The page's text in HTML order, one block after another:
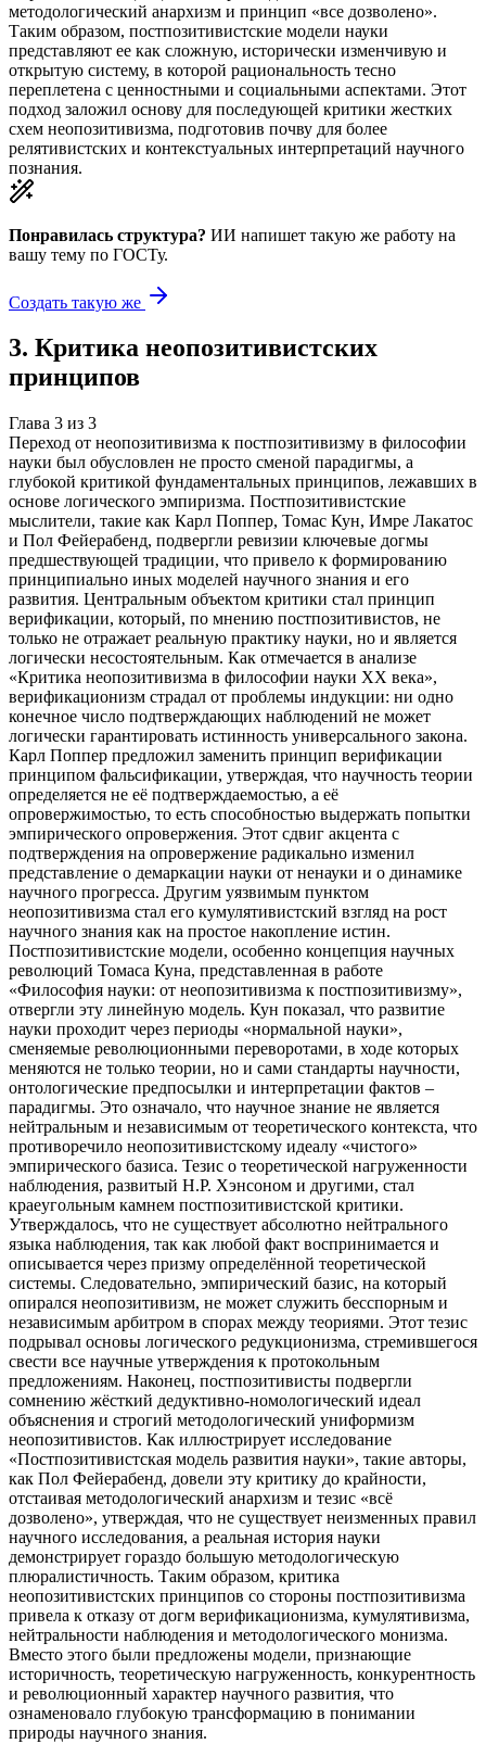
методологический анархизм и принцип «все дозволено».
Таким образом, постпозитивистские модели науки
представляют ее как сложную, исторически изменчивую и
открытую систему, в которой рациональность тесно
переплетена с ценностными и социальными аспектами. Этот
подход заложил основу для последующей критики жестких
схем неопозитивизма, подготовив почву для более
релятивистских и контекстуальных интерпретаций научного
познания.
Понравилась структура? ИИ напишет такую же работу на
вашу тему по ГОСТу.
Создать такую же
3. Критика неопозитивистских
принципов
Глава 3 из 3
Переход от неопозитивизма к постпозитивизму в философии
науки был обусловлен не просто сменой парадигмы, а
глубокой критикой фундаментальных принципов, лежавших в
основе логического эмпиризма. Постпозитивистские
мыслители, такие как Карл Поппер, Томас Кун, Имре Лакатос
и Пол Фейерабенд, подвергли ревизии ключевые догмы
предшествующей традиции, что привело к формированию
принципиально иных моделей научного знания и его
развития. Центральным объектом критики стал принцип
верификации, который, по мнению постпозитивистов, не
только не отражает реальную практику науки, но и является
логически несостоятельным. Как отмечается в анализе
«Критика неопозитивизма в философии науки XX века»,
верификационизм страдал от проблемы индукции: ни одно
конечное число подтверждающих наблюдений не может
логически гарантировать истинность универсального закона.
Карл Поппер предложил заменить принцип верификации
принципом фальсификации, утверждая, что научность теории
определяется не её подтверждаемостью, а её
опровержимостью, то есть способностью выдержать попытки
эмпирического опровержения. Этот сдвиг акцента с
подтверждения на опровержение радикально изменил
представление о демаркации науки от ненауки и о динамике
научного прогресса. Другим уязвимым пунктом
неопозитивизма стал его кумулятивистский взгляд на рост
научного знания как на простое накопление истин.
Постпозитивистские модели, особенно концепция научных
революций Томаса Куна, представленная в работе
«Философия науки: от неопозитивизма к постпозитивизму»,
отвергли эту линейную модель. Кун показал, что развитие
науки проходит через периоды «нормальной науки»,
сменяемые революционными переворотами, в ходе которых
меняются не только теории, но и сами стандарты научности,
онтологические предпосылки и интерпретации фактов –
парадигмы. Это означало, что научное знание не является
нейтральным и независимым от теоретического контекста, что
противоречило неопозитивистскому идеалу «чистого»
эмпирического базиса. Тезис о теоретической нагруженности
наблюдения, развитый Н.Р. Хэнсоном и другими, стал
краеугольным камнем постпозитивистской критики.
Утверждалось, что не существует абсолютно нейтрального
языка наблюдения, так как любой факт воспринимается и
описывается через призму определённой теоретической
системы. Следовательно, эмпирический базис, на который
опирался неопозитивизм, не может служить бесспорным и
независимым арбитром в спорах между теориями. Этот тезис
подрывал основы логического редукционизма, стремившегося
свести все научные утверждения к протокольным
предложениям. Наконец, постпозитивисты подвергли
сомнению жёсткий дедуктивно-номологический идеал
объяснения и строгий методологический униформизм
неопозитивистов. Как иллюстрирует исследование
«Постпозитивистская модель развития науки», такие авторы,
как Пол Фейерабенд, довели эту критику до крайности,
отстаивая методологический анархизм и тезис «всё
дозволено», утверждая, что не существует неизменных правил
научного исследования, а реальная история науки
демонстрирует гораздо большую методологическую
плюралистичность. Таким образом, критика
неопозитивистских принципов со стороны постпозитивизма
привела к отказу от догм верификационизма, кумулятивизма,
нейтральности наблюдения и методологического монизма.
Вместо этого были предложены модели, признающие
историчность, теоретическую нагруженность, конкурентность
и революционный характер научного развития, что
ознаменовало глубокую трансформацию в понимании
природы научного знания.